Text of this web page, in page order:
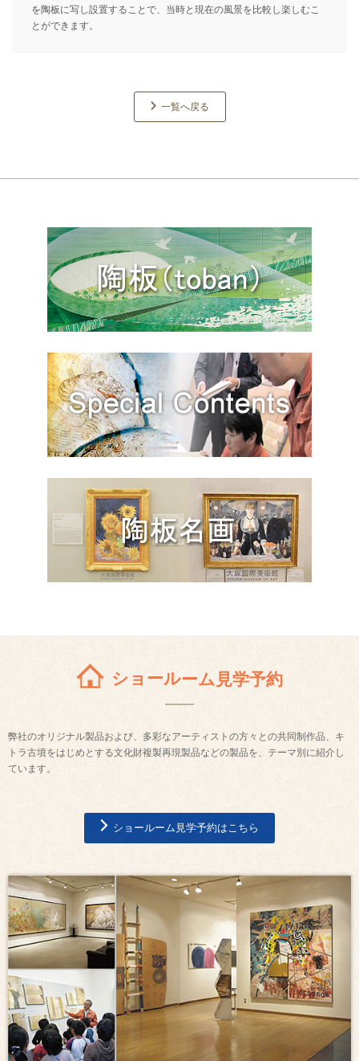
を陶板に写し設置することで、当時と現在の風景を比較し楽しむこ
とができます。
一覧へ戻る
ショールーム見学予約
弊社のオリジナル製品および、多彩なアーティストの方々との共同制作品、キ
トラ古墳をはじめとする文化財複製再現製品などの製品を、テーマ別に紹介し
ています。
ショールーム見学予約はこちら